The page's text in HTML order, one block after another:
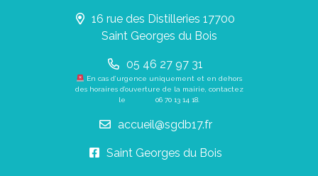
16 rue des Distilleries 17700
Saint Georges du Bois
05 46 27 97 31
En cas d’urgence uniquement et en dehors
des horaires d’ouverture de la mairie, contactez
le 06 70 13 14 18
accueil@sgdb17.fr
Saint Georges du Bois